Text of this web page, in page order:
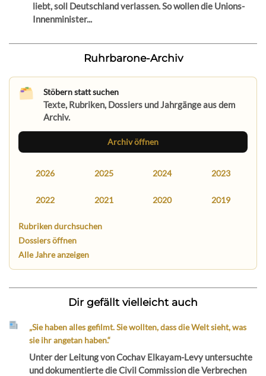
liebt, soll Deutschland verlassen. So wollen die Unions-
Innenminister...
Ruhrbarone-Archiv
Stöbern statt suchen
Texte, Rubriken, Dossiers und Jahrgänge aus dem
Archiv.
Archiv öffnen
2026 2025 2024 2023
2022 2021 2020 2019
Rubriken durchsuchen
Dossiers öffnen
Alle Jahre anzeigen
Dir gefällt vielleicht auch
„Sie haben alles gefilmt. Sie wollten, dass die Welt sieht, was
sie ihr angetan haben.“
Unter der Leitung von Cochav Elkayam-Levy untersuchte
und dokumentierte die Civil Commission die Verbrechen